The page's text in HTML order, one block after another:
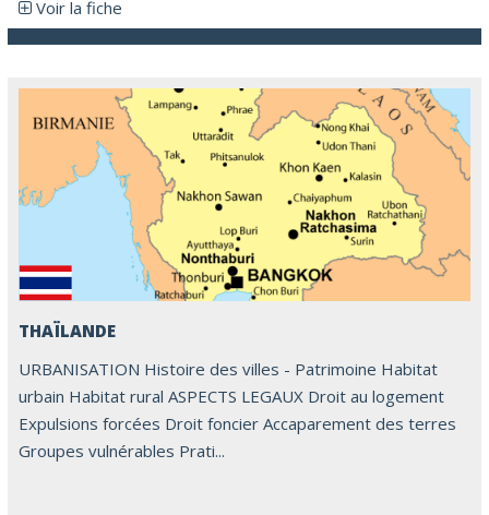
Voir la fiche
THAÏLANDE
URBANISATION Histoire des villes - Patrimoine Habitat
urbain Habitat rural ASPECTS LEGAUX Droit au logement
Expulsions forcées Droit foncier Accaparement des terres
Groupes vulnérables Prati...